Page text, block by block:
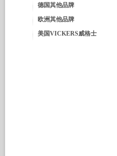
德国其他品牌
欧洲其他品牌
美国VICKERS威格士